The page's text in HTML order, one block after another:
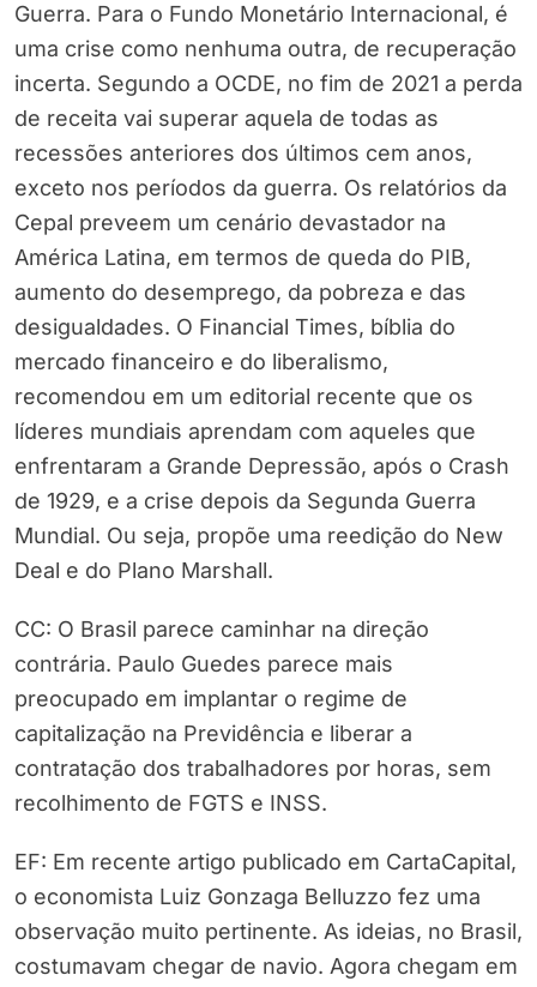
Guerra. Para o Fundo Monetário Internacional, é
uma crise como nenhuma outra, de recuperação
incerta. Segundo a OCDE, no fim de 2021 a perda
de receita vai superar aquela de todas as
recessões anteriores dos últimos cem anos,
exceto nos períodos da guerra. Os relatórios da
Cepal preveem um cenário devastador na
América Latina, em termos de queda do PIB,
aumento do desemprego, da pobreza e das
desigualdades. O Financial Times, bíblia do
mercado financeiro e do liberalismo,
recomendou em um editorial recente que os
líderes mundiais aprendam com aqueles que
enfrentaram a Grande Depressão, após o Crash
de 1929, e a crise depois da Segunda Guerra
Mundial. Ou seja, propõe uma reedição do New
Deal e do Plano Marshall.
CC: O Brasil parece caminhar na direção
contrária. Paulo Guedes parece mais
preocupado em implantar o regime de
capitalização na Previdência e liberar a
contratação dos trabalhadores por horas, sem
recolhimento de FGTS e INSS.
EF: Em recente artigo publicado em CartaCapital,
o economista Luiz Gonzaga Belluzzo fez uma
observação muito pertinente. As ideias, no Brasil,
costumavam chegar de navio. Agora chegam em